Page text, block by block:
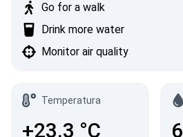
Go for a walk
Drink more water
Monitor air quality
Temperatura
+23.3 °C